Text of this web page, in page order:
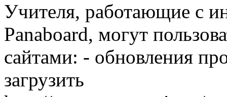
Учителя, работающие с
Panaboard, могут
сайтами: - обновления
загрузить